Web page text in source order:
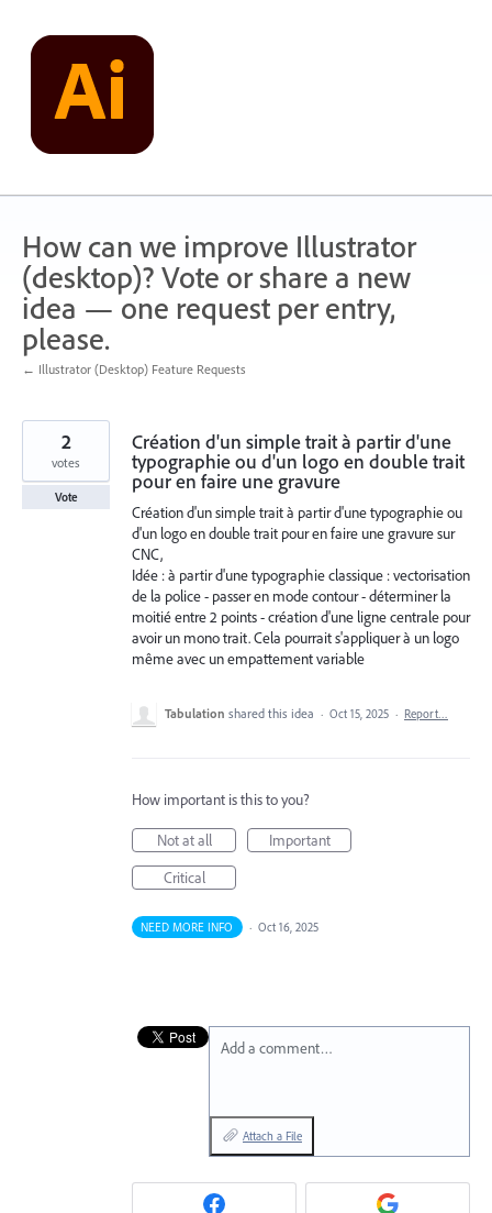
content
How can we improve Illustrator
(desktop)? Vote or share a new
idea — one request per entry,
please.
← Illustrator (Desktop) Feature Requests
Création d'un simple trait à partir d'une
typographie ou d'un logo en double trait
pour en faire une gravure
Création d'un simple trait à partir d'une typographie ou
d'un logo en double trait pour en faire une gravure sur
CNC,
Idée : à partir d'une typographie classique : vectorisation
de la police - passer en mode contour - déterminer la
moitié entre 2 points - création d'une ligne centrale pour
avoir un mono trait. Cela pourrait s'appliquer à un logo
même avec un empattement variable
2
votes
Vote
Tabulation shared this idea · Oct 15, 2025 · Report…
How important is this to you?
Not at all
Important
Critical
NEED MORE INFO · Oct 16, 2025
Add a comment…
Attach a File